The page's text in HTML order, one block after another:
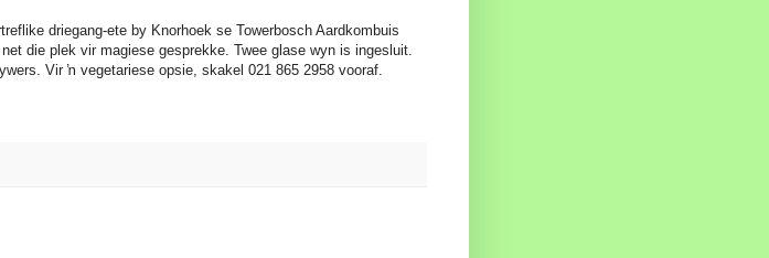
driegang-ete by Knorhoek se Towerbosch Aardkombuis
die plek vir magiese gesprekke. Twee glase wyn is ingesluit.
Vir ŉ vegetariese opsie, skakel 021 865 2958 vooraf.